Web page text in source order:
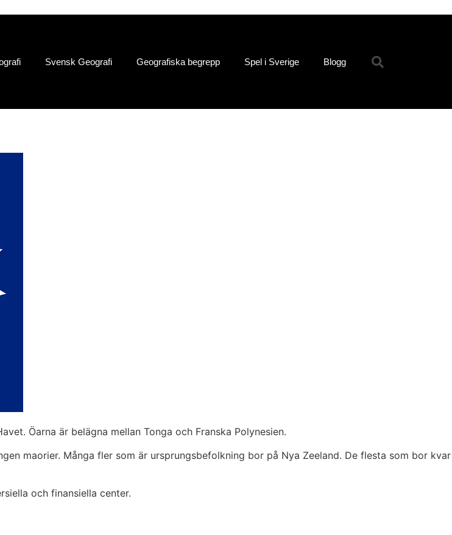
Svensk Geografi Geografiska begrepp Spel i Sverige Blogg
Öarna är belägna mellan Tonga och Franska Polynesien.
maorier. Många fler som är ursprungsbefolkning bor på Nya Zeeland. De flesta som bor kvar
och finansiella center.